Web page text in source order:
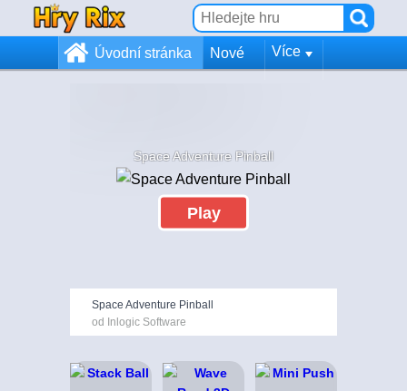
Úvodní stránka Nové Více
Space Adventure Pinball
Play
Space Adventure Pinball
od Inlogic Software